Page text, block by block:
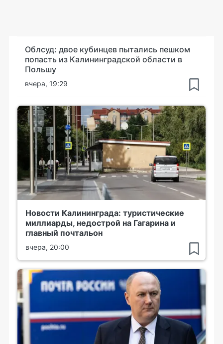
Облсуд: двое кубинцев пытались пешком
попасть из Калининградской области в
Польшу
вчера, 19:29
Новости Калининграда: туристические
миллиарды, недострой на Гагарина и
главный почтальон
вчера, 20:00